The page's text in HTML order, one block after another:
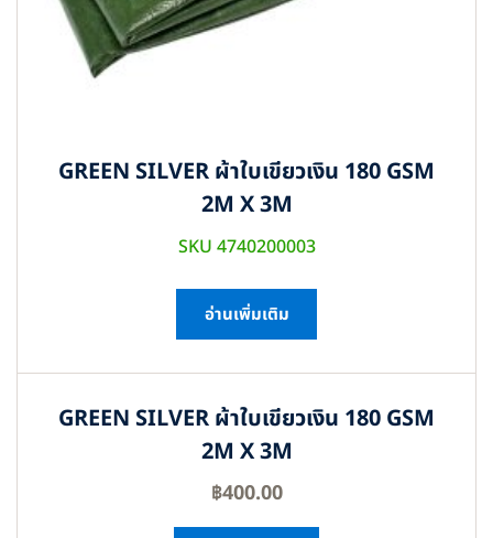
GREEN SILVER ผ้าใบเขียวเงิน 180 GSM
2M X 3M
SKU 4740200003
อ่านเพิ่มเติม
GREEN SILVER ผ้าใบเขียวเงิน 180 GSM
2M X 3M
฿400.00